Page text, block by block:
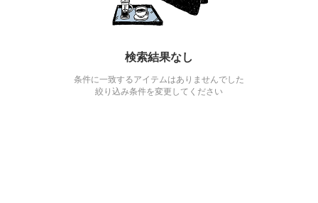
検索結果なし
条件に一致するアイテムはありませんでした
絞り込み条件を変更してください